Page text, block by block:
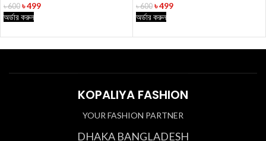
৳600 ৳499
অর্ডার করুন
৳600 ৳499
অর্ডার করুন
KOPALIYA FASHION
YOUR FASHION PARTNER
DHAKA BANGLADESH